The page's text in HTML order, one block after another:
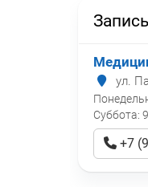
ул.
Суббота:
+7